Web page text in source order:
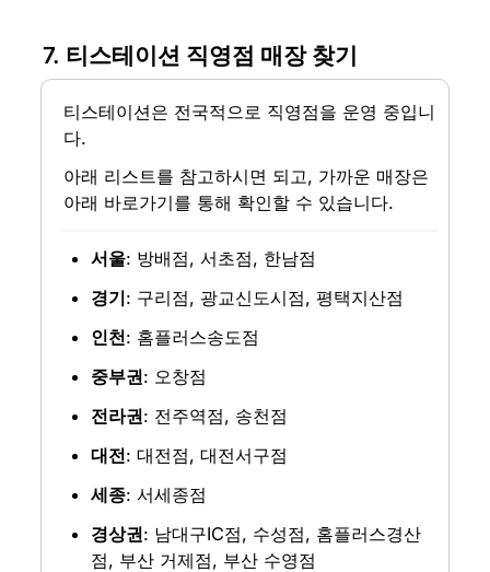
7. 티스테이션 직영점 매장 찾기
티스테이션은 전국적으로 직영점을 운영 중입니
다.
아래 리스트를 참고하시면 되고, 가까운 매장은
아래 바로가기를 통해 확인할 수 있습니다.
서울: 방배점, 서초점, 한남점
경기: 구리점, 광교신도시점, 평택지산점
인천: 홈플러스송도점
중부권: 오창점
전라권: 전주역점, 송천점
대전: 대전점, 대전서구점
세종: 서세종점
경상권: 남대구IC점, 수성점, 홈플러스경산
점, 부산 거제점, 부산 수영점